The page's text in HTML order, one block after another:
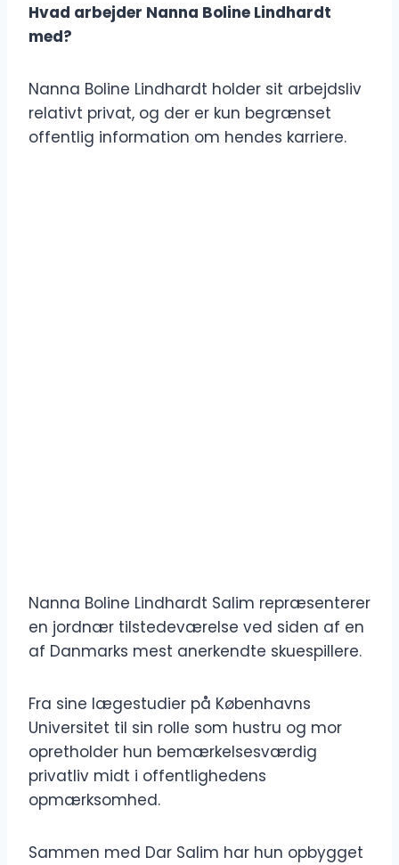
Hvad arbejder Nanna Boline Lindhardt
med?
Nanna Boline Lindhardt holder sit arbejdsliv
relativt privat, og der er kun begrænset
offentlig information om hendes karriere.
Nanna Boline Lindhardt Salim repræsenterer
en jordnær tilstedeværelse ved siden af ​​en
af ​​Danmarks mest anerkendte skuespillere.
Fra sine lægestudier på Københavns
Universitet til sin rolle som hustru og mor
opretholder hun bemærkelsesværdig
privatliv midt i offentlighedens
opmærksomhed.
Sammen med Dar Salim har hun opbygget